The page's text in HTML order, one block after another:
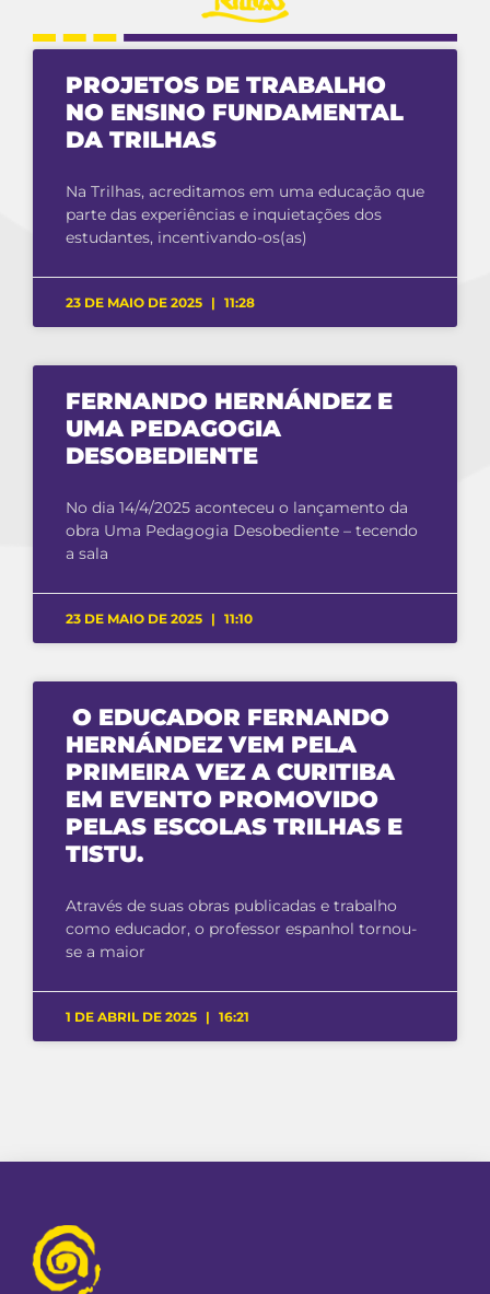
PROJETOS DE TRABALHO
NO ENSINO FUNDAMENTAL
DA TRILHAS
Na Trilhas, acreditamos em uma educação que
parte das experiências e inquietações dos
estudantes, incentivando-os(as)
23 DE MAIO DE 2025 11:28
FERNANDO HERNÁNDEZ E
UMA PEDAGOGIA
DESOBEDIENTE
No dia 14/4/2025 aconteceu o lançamento da
obra Uma Pedagogia Desobediente – tecendo
a sala
23 DE MAIO DE 2025 11:10
O EDUCADOR FERNANDO
HERNÁNDEZ VEM PELA
PRIMEIRA VEZ A CURITIBA
EM EVENTO PROMOVIDO
PELAS ESCOLAS TRILHAS E
TISTU.
Através de suas obras publicadas e trabalho
como educador, o professor espanhol tornou-
se a maior
1 DE ABRIL DE 2025 16:21